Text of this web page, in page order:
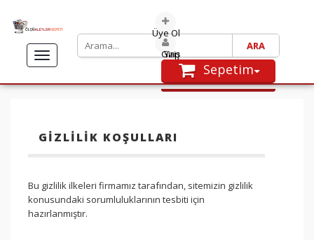
TOGGLE
NAVIGATION
Üye Ol
Giriş Yap
Sepetim
SEPETE GIT
KAMPANYALAR
HİZMETLERİMİZ
YORUMLAR
GIZLILIK KOŞULLARI
Bu gizlilik ilkeleri firmamız tarafından, sitemizin gizlilik
konusundaki sorumluluklarının tesbiti için
hazırlanmıştır.